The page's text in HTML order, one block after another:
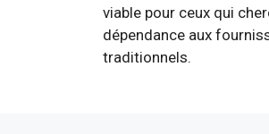
viable pour ceux qui
dépendance aux
traditionnels.